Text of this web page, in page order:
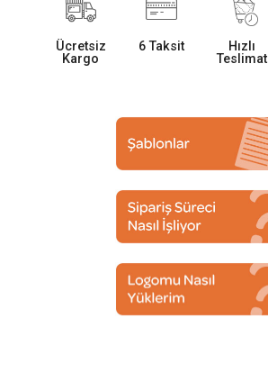
Ücretsiz
Kargo
6 Taksit
Hızlı
Teslimat